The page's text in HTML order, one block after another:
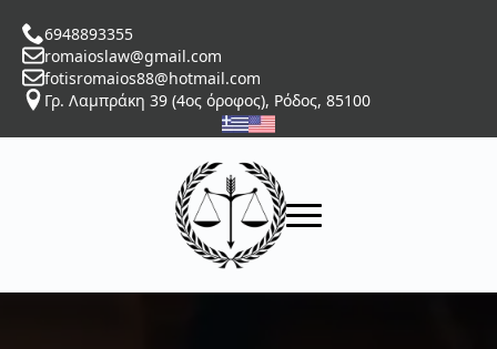
6948893355
romaioslaw@gmail.com
fotisromaios88@hotmail.com
Γρ. Λαμπράκη 39 (4ος όροφος), Ρόδος, 85100